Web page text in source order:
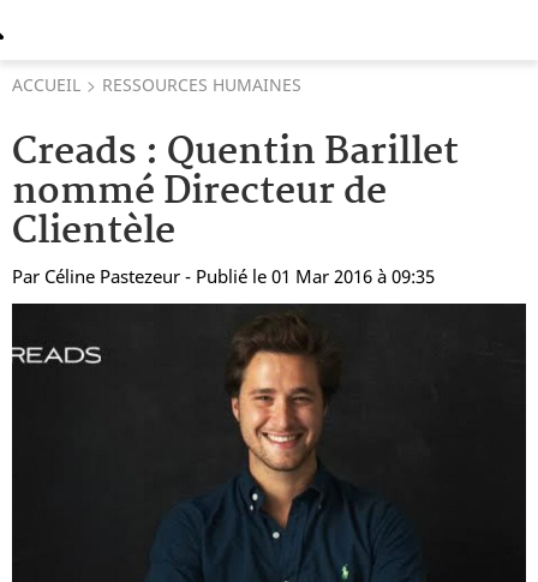
ACCUEIL RESSOURCES HUMAINES
Creads : Quentin Barillet
nommé Directeur de
Clientèle
Par Céline Pastezeur - Publié le 01 Mar 2016 à 09:35